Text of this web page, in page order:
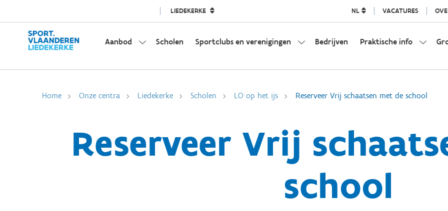
LIEDEKERKE NL VACATURES
Aanbod Scholen Sportclubs en verenigingen Bedrijven Praktische info
Home Onze centra Liedekerke Scholen LO op het ijs Reserveer Vrij schaatsen met de school
Reserveer Vrij
school